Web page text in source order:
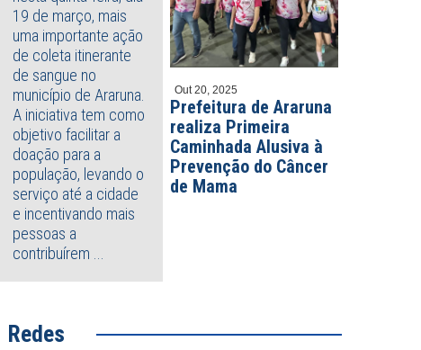
após carro capotar, em João
Pessoa
ficam feridas em acidente na
BR-412, no Agreste paraibano
19 de março, mais
uma importante ação
de coleta itinerante
de sangue no
município de Araruna.
A iniciativa tem como
objetivo facilitar a
doação para a
população, levando o
serviço até a cidade
e incentivando mais
pessoas a
contribuírem ...
Out 20, 2025
Prefeitura de Araruna
realiza Primeira
Caminhada Alusiva à
Prevenção do Câncer
de Mama
Redes